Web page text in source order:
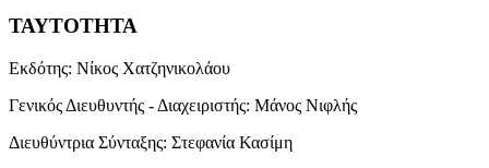
ΤΑΥΤΟΤΗΤΑ
Εκδότης: Νίκος Χατζηνικολάου
Γενικός Διευθυντής - Διαχειριστής: Μάνος Νιφλής
Διευθύντρια Σύνταξης: Στεφανία Κασίμη